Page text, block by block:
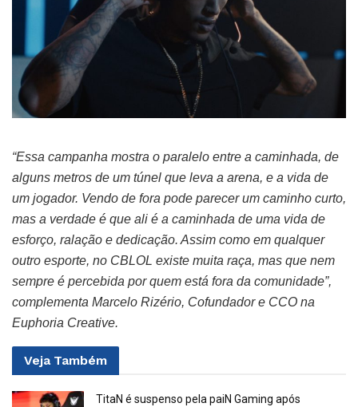
“Essa campanha mostra o paralelo entre a caminhada, de
alguns metros de um túnel que leva a arena, e a vida de
um jogador. Vendo de fora pode parecer um caminho curto,
mas a verdade é que ali é a caminhada de uma vida de
esforço, ralação e dedicação. Assim como em qualquer
outro esporte, no CBLOL existe muita raça, mas que nem
sempre é percebida por quem está fora da comunidade”,
complementa Marcelo Rizério, Cofundador e CCO na
Euphoria Creative.
Veja Também
TitaN é suspenso pela paiN Gaming após